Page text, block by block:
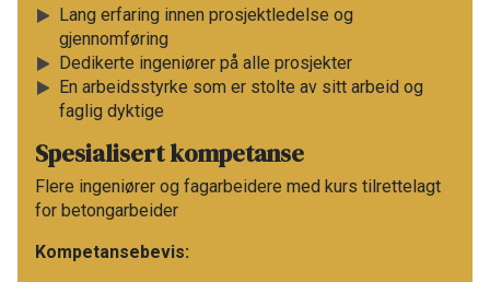
Lang erfaring innen prosjektledelse og
gjennomføring​
Dedikerte ingeniører på alle prosjekter​
En arbeidsstyrke som er stolte av sitt arbeid og
faglig dyktige​
Spesialisert kompetanse​
Flere ingeniører og fagarbeidere med kurs tilrettelagt
for betongarbeider​
Kompetansebevis: ​